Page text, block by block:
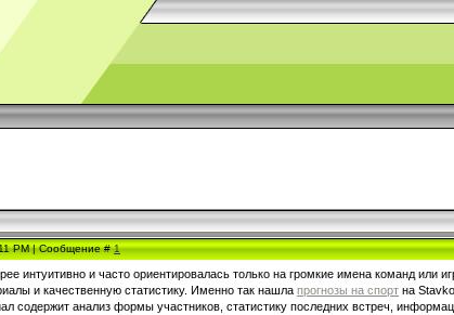
PM | Сообщение #1
интуитивно и часто ориентировалась только на громкие имена команд или
и качественную статистику. Именно так нашла прогнозы на спорт на
содержит анализ формы участников, статистику последних встреч,